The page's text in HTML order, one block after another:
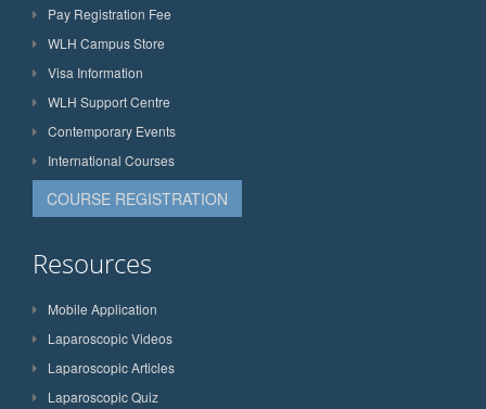
Pay Registration Fee
WLH Campus Store
Visa Information
WLH Support Centre
Contemporary Events
International Courses
COURSE REGISTRATION
Resources
Mobile Application
Laparoscopic Videos
Laparoscopic Articles
Laparoscopic Quiz